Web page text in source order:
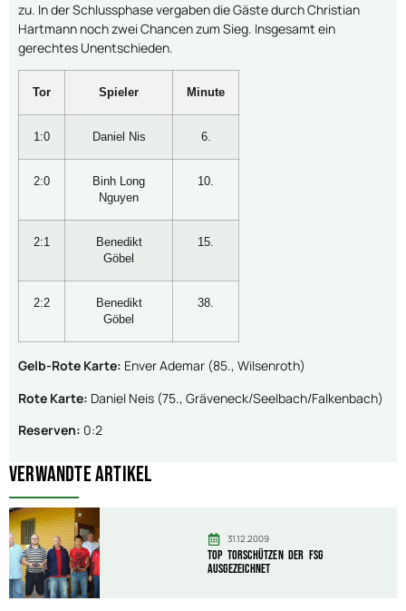
zu. In der Schlussphase vergaben die Gäste durch Christian
Hartmann noch zwei Chancen zum Sieg. Insgesamt ein
gerechtes Unentschieden.
Tor Spieler Minute
1:0 Daniel Nis 6.
2:0
Binh Long
Nguyen
10.
2:1
Benedikt
Göbel
15.
2:2
Benedikt
Göbel
38.
Gelb-Rote Karte: Enver Ademar (85., Wilsenroth)
Rote Karte: Daniel Neis (75., Gräveneck/Seelbach/Falkenbach)
Reserven: 0:2
Verwandte Artikel
31.12.2009
Top Torschützen der FSG
ausgezeichnet